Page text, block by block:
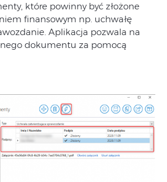
które powinny być złożone
finansowym np. uchwałę
Aplikacja pozwala na
dokumentu za pomocą